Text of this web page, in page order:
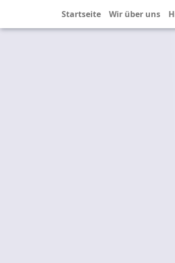
Startseite Wir über uns